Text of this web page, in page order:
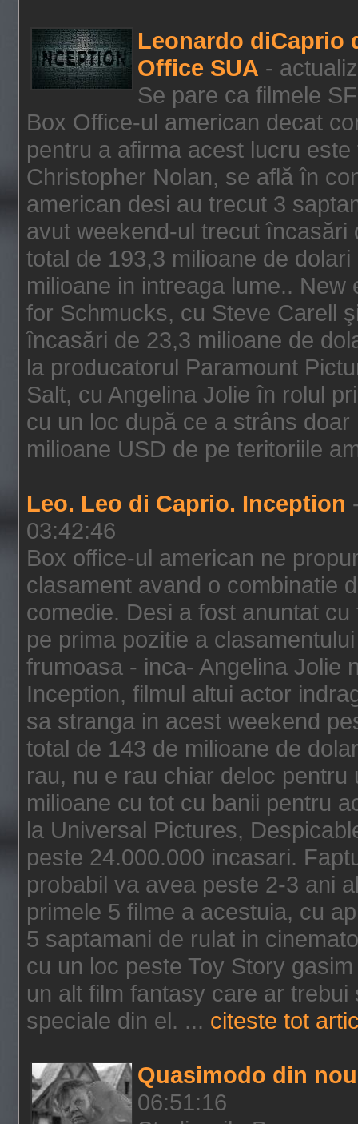
Leonardo diCaprio
Office SUA -
Se pare ca filmele
Box Office-ul american decat
pentru a afirma acest lucru
Christopher Nolan, se află în
american desi au trecut 3
avut weekend-ul trecut încasări
total de 193,3 milioane de
milioane in intreaga lume..
for Schmucks, cu Steve Carell
încasări de 23,3 milioane de
la producatorul Paramount
Salt, cu Angelina Jolie în rolul
cu un loc după ce a strâns
milioane USD de pe teritoriile
Leo. Leo di Caprio. Inception
03:42:46
Box office-ul american ne
clasament avand o combinatie
comedie. Desi a fost anuntat
pe prima pozitie a
frumoasa - inca- Angelina Jolie
Inception, filmul altui actor
sa stranga in acest weekend
total de 143 de milioane de
rau, nu e rau chiar deloc
milioane cu tot cu banii pentru
la Universal Pictures,
peste 24.000.000 incasari.
probabil va avea peste 2-3 ani
primele 5 filme a acestuia, cu
5 saptamani de rulat in
cu un loc peste Toy Story
un alt film fantasy care ar
speciale din el. ... citeste tot
Quasimodo din
06:51:16